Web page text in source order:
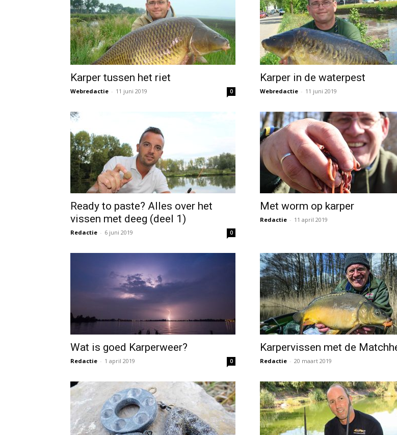
Karper tussen het riet
Webredactie - 11 juni 2019 0
Karper in de waterpest
Webredactie - 11 juni 2019
Ready to paste? Alles over het
vissen met deeg (deel 1)
Redactie - 6 juni 2019 0
Met worm op karper
Redactie - 11 april 2019
Wat is goed Karperweer?
Redactie - 1 april 2019 0
Karpervissen met de
Redactie - 20 maart 2019